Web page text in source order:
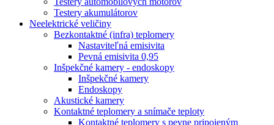
Testery akumulátorov
Neelektrické veličiny
Bezkontaktné (infra) teplomery
Nastaviteľná emisivita
Pevná emisivita 0,95
Inšpekčné kamery - endoskopy
Inšpekčné kamery
Endoskopy
Akustické kamery
Kontaktné teplomery a snímače teploty
Kontaktné teplomery s pevne pripojeným